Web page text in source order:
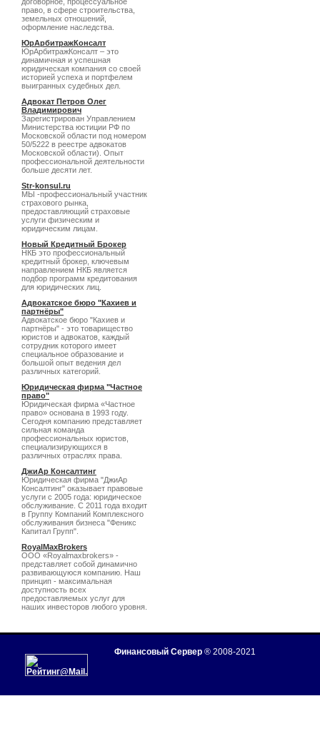
право, в сфере строительства,
земельных отношений,
оформление наследства.
ЮрАрбитражКонсалт
ЮрАрбитражКонсалт – это
динамичная и успешная
юридическая компания со своей
историей успеха и портфелем
выигранных судебных дел.
Адвокат Петров Олег
Владимирович
Зарегистрирован Управлением
Министерства юстиции РФ по
Московской области под номером
50/5222 в реестре адвокатов
Московской области). Опыт
профессиональной деятельности
больше десяти лет.
Str-konsul.ru
МЫ -профессиональный участник
страхового рынка,
предоставляющий страховые
услуги физическим и
юридическим лицам.
Новый Кредитный Брокер
НКБ это профессиональный
кредитный брокер, ключевым
направлением НКБ является
подбор программ кредитования
для юридических лиц.
Адвокатское бюро "Кахиев и
партнёры"
Адвокатское бюро "Кахиев и
партнёры" - это товарищество
юристов и адвокатов, каждый
сотрудник которого имеет
специальное образование и
большой опыт ведения дел
различных категорий.
Юридическая фирма "Частное
право"
Юридическая фирма «Частное
право» основана в 1993 году.
Сегодня компанию представляет
сильная команда
профессиональных юристов,
специализирующихся в
различных отраслях права.
ДжиАр Консалтинг
Юридическая фирма "ДжиАр
Консалтинг" оказывает правовые
услуги с 2005 года: юридическое
обслуживание. C 2011 года входит
в Группу Компаний Комплексного
обслуживания бизнеса "Феникс
Капитал Групп".
RoyalMaxBrokers
ООО «Royalmaxbrokers» -
представляет собой динамично
развивающуюся компанию. Наш
принцип - максимальная
доступность всех
предоставляемых услуг для
наших инвесторов любого уровня.
Финансовый Сервер ® 2008-2021